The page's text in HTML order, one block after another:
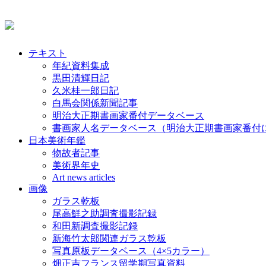
テキスト
年紀資料集成
黒田清輝日記
久米桂一郎日記
白馬会関係新聞記事
明治大正期書画家番付データベース
書画家人名データベース（明治大正期書画家番付
日本美術年鑑
物故者記事
美術界年史
Art news articles
画像
ガラス乾板
尾高鮮之助調査撮影記録
和田新調査撮影記録
新海竹太郎関連ガラス乾板
写真原板データベース（4×5カラー）
畑正吉フランス留学期写真資料